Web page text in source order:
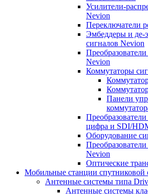
Усилители-
Nevion
Переключатели
Эмбеддеры и де-
сигналов Nevion
Nevion
Коммутаторы
Панели
цифра и SDI/
Оборудование
Nevion
Оптические
Мобильные станции спутниковой
Антенные системы типа
Антенные системы